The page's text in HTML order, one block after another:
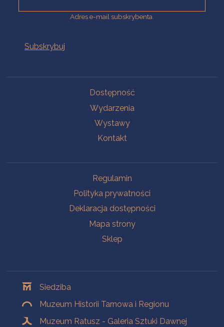
Adres e-mail subskrybenta.
Dostępność
Wydarzenia
Wystawy
Kontakt
Regulamin
Polityka prywatności
Deklaracja dostępności
Mapa strony
Sklep
Siedziba
Muzeum Historii Tarnowa i Regionu
Muzeum Ratusz - Galeria Sztuki Dawnej